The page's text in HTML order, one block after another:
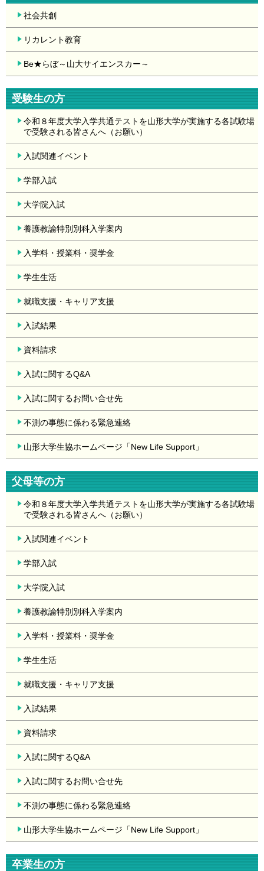
社会共創
リカレント教育
Be★らぼ～山大サイエンスカー～
受験生の方
令和８年度大学入学共通テストを山形大学が実施する各試験場
で受験される皆さんへ（お願い）
入試関連イベント
学部入試
大学院入試
養護教諭特別別科入学案内
入学料・授業料・奨学金
学生生活
就職支援・キャリア支援
入試結果
資料請求
入試に関するQ&A
入試に関するお問い合せ先
不測の事態に係わる緊急連絡
山形大学生協ホームページ「New Life Support」
父母等の方
令和８年度大学入学共通テストを山形大学が実施する各試験場
で受験される皆さんへ（お願い）
入試関連イベント
学部入試
大学院入試
養護教諭特別別科入学案内
入学料・授業料・奨学金
学生生活
就職支援・キャリア支援
入試結果
資料請求
入試に関するQ&A
入試に関するお問い合せ先
不測の事態に係わる緊急連絡
山形大学生協ホームページ「New Life Support」
卒業生の方